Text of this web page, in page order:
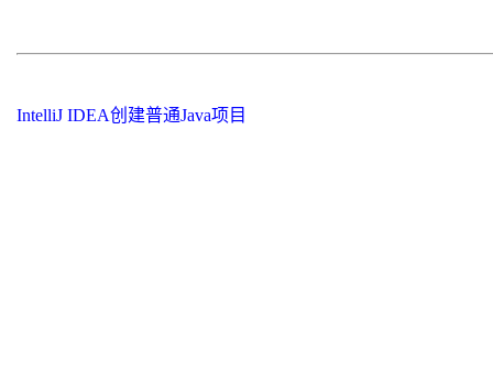
IntelliJ IDEA创建普通Java项目